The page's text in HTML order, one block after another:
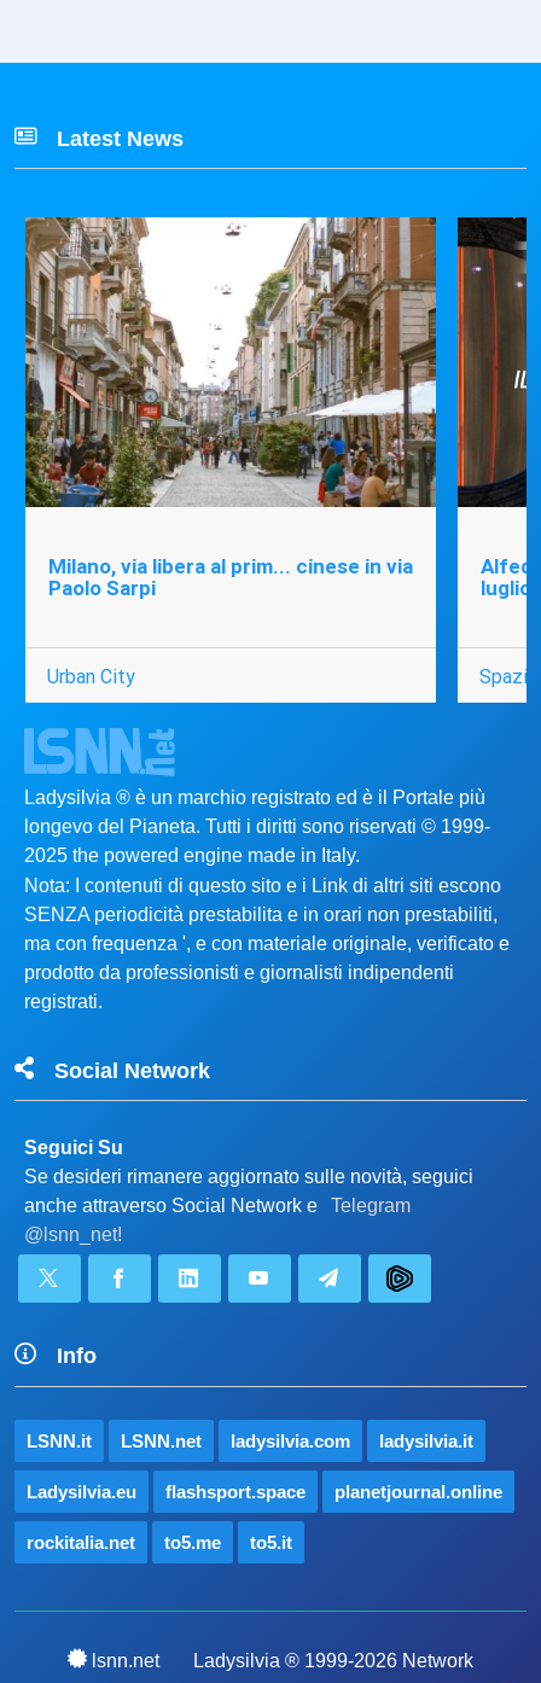
Latest News
Milano, via libera al prim... cinese in via
Paolo Sarpi
Urban City
luglio
Spazio
Ladysilvia ® è un marchio registrato ed è il Portale più
longevo del Pianeta. Tutti i diritti sono riservati © 1999-
2025 the powered engine made in Italy.
Nota: I contenuti di questo sito e i Link di altri siti escono
SENZA periodicità prestabilita e in orari non prestabiliti,
ma con frequenza ', e con materiale originale, verificato e
prodotto da professionisti e giornalisti indipendenti
registrati.
Social Network
Seguici Su
Se desideri rimanere aggiornato sulle novità, seguici
anche attraverso Social Network e
Telegram
@lsnn_net!
Info
LSNN.it LSNN.net ladysilvia.com ladysilvia.it
Ladysilvia.eu flashsport.space planetjournal.online
rockitalia.net to5.me to5.it
lsnn.net Ladysilvia ® 1999-2026 Network